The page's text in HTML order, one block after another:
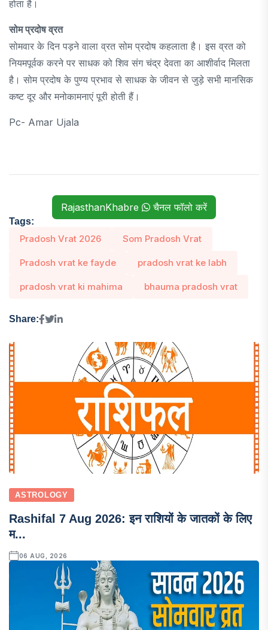
होता है।
सोम प्रदोष व्रत
सोमवार के दिन पड़ने वाला व्रत सोम प्रदोष कहलाता है। इस व्रत को
नियमपूर्वक करने पर साधक को शिव संग चंद्र देवता का आशीर्वाद मिलता
है। सोम प्रदोष के पुण्य प्रभाव से साधक के जीवन से जुड़े सभी मानसिक
कष्ट दूर और मनोकामनाएं पूरी होती हैं।
Pc- Amar Ujala
RajasthanKhabre चैनल फॉलो करें
Tags:
Pradosh Vrat 2026 Som Pradosh Vrat
Pradosh vrat ke fayde pradosh vrat ke labh
pradosh vrat ki mahima bhauma pradosh vrat
Share:
ASTROLOGY
Rashifal 7 Aug 2026: इन राशियों के जातकों के लिए
म...
06 AUG, 2026